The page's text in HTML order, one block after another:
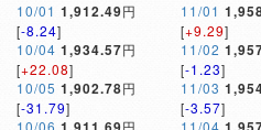
10/01 1,912.49円
[-8.24]
10/04 1,934.57円
[+22.08]
10/05 1,902.78円
[-31.79]
10/06
円
11/01
[+9.29]
11/02
[-1.23]
11/03
[-3.57]
11/04